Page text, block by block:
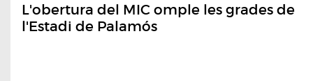
L'obertura del MIC omple les grades de
l'Estadi de Palamós